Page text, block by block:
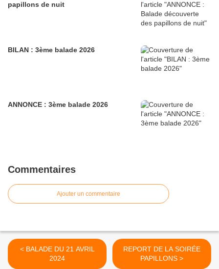
papillons de nuit
BILAN : 3ème balade 2026
ANNONCE : 3ème balade 2026
Commentaires
Ajouter un commentaire
< BALADE DU 21 AVRIL
2024
REPORT DE LA SOIRÉE
PAPILLONS >